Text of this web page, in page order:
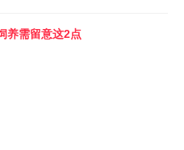
养需留意这2点